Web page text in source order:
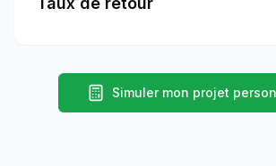
Simuler mon projet